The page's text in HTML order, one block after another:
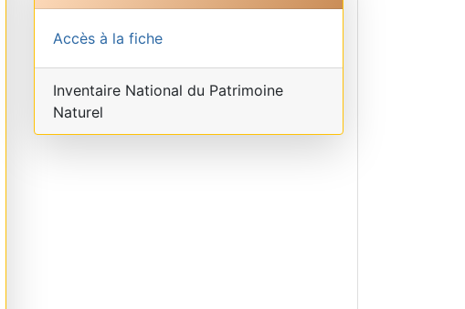
Accès à la fiche
Inventaire National du Patrimoine
Naturel